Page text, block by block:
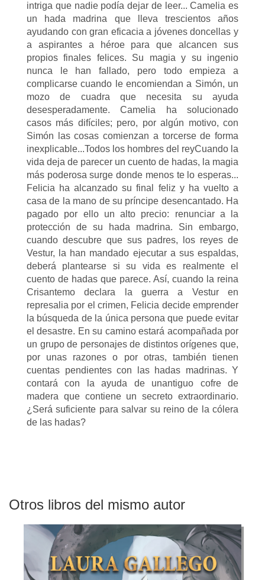
intriga que nadie podía dejar de leer... Camelia es
un hada madrina que lleva trescientos años
ayudando con gran eficacia a jóvenes doncellas y
a aspirantes a héroe para que alcancen sus
propios finales felices. Su magia y su ingenio
nunca le han fallado, pero todo empieza a
complicarse cuando le encomiendan a Simón, un
mozo de cuadra que necesita su ayuda
desesperadamente. Camelia ha solucionado
casos más difíciles; pero, por algún motivo, con
Simón las cosas comienzan a torcerse de forma
inexplicable...Todos los hombres del reyCuando la
vida deja de parecer un cuento de hadas, la magia
más poderosa surge donde menos te lo esperas...
Felicia ha alcanzado su final feliz y ha vuelto a
casa de la mano de su príncipe desencantado. Ha
pagado por ello un alto precio: renunciar a la
protección de su hada madrina. Sin embargo,
cuando descubre que sus padres, los reyes de
Vestur, la han mandado ejecutar a sus espaldas,
deberá plantearse si su vida es realmente el
cuento de hadas que parece. Así, cuando la reina
Crisantemo declara la guerra a Vestur en
represalia por el crimen, Felicia decide emprender
la búsqueda de la única persona que puede evitar
el desastre. En su camino estará acompañada por
un grupo de personajes de distintos orígenes que,
por unas razones o por otras, también tienen
cuentas pendientes con las hadas madrinas. Y
contará con la ayuda de unantiguo cofre de
madera que contiene un secreto extraordinario.
¿Será suficiente para salvar su reino de la cólera
de las hadas?
Otros libros del mismo autor